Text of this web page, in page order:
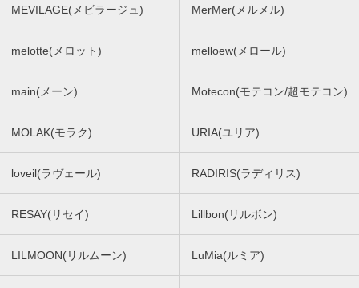
MEVILAGE(メビラージュ) MerMer(メルメル)
melotte(メロット) melloew(メロール)
main(メーン) Motecon(モテコン/超モテコン)
MOLAK(モラク) URIA(ユリア)
loveil(ラヴェール) RADIRIS(ラディリス)
RESAY(リセイ) Lillbon(リルボン)
LILMOON(リルムーン) LuMia(ルミア)